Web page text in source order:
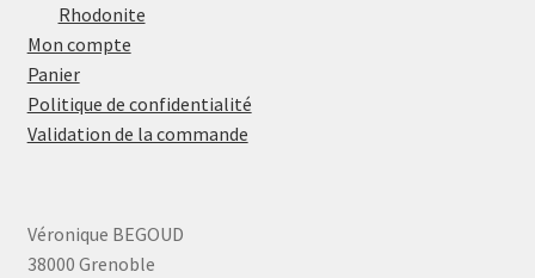
Rhodonite
Mon compte
Panier
Politique de confidentialité
Validation de la commande
Véronique BEGOUD
38000 Grenoble